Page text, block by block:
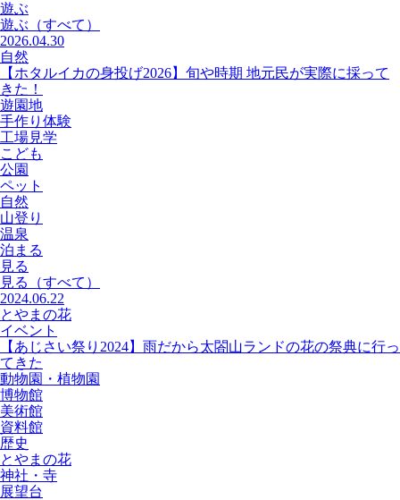
遊ぶ
遊ぶ （すべて）
2026.04.30
自然
【ホタルイカの身投げ2026】旬や時期 地元民が実際に採って
きた！
遊園地
手作り体験
工場見学
こども
公園
ペット
自然
山登り
温泉
泊まる
見る
見る
（すべて）
2024.06.22
とやまの花
イベント
【あじさい祭り2024】雨だから太閤山ランドの花の祭典に行っ
てきた
動物園・植物園
博物館
美術館
資料館
歴史
とやまの花
神社・寺
展望台